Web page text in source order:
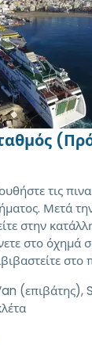
τις
Μετά
στην
στο όχημά
στο
(επιβάτης),